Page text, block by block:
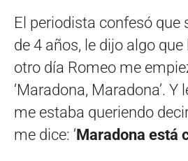
El periodista confesó que
de 4 años, le dijo algo que
otro día Romeo me
‘Maradona, Maradona’. Y
me estaba queriendo
me dice: ‘Maradona está